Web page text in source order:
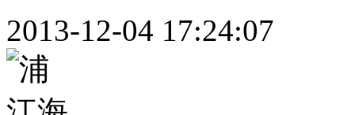
2013-12-04 17:24:07